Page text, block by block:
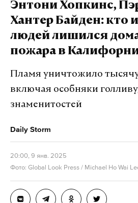
Энтони Хопкинс,
Хантер Байден: кто
людей лишился
пожара в
Пламя уничтожило
включая особняки
знаменитостей
Daily Storm
20:00, 9 янв. 2025
Фото: Global Look Press / Michael Ho Wai